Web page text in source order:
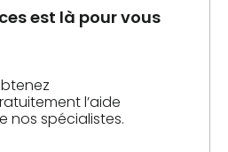
est là pour vous
l’aide
nos spécialistes.